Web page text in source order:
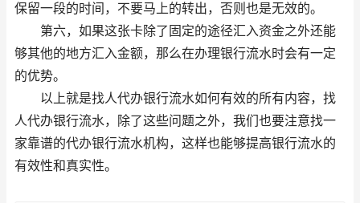
保留一段的时间，不要马上的转出，否则也是无效的。
第六，如果这张卡除了固定的途径汇入资金之外还能
够其他的地方汇入金额，那么在办理银行流水时会有一定
的优势。
以上就是找人代办银行流水如何有效的所有内容，找
人代办银行流水，除了这些问题之外，我们也要注意找一
家靠谱的代办银行流水机构，这样也能够提高银行流水的
有效性和真实性。